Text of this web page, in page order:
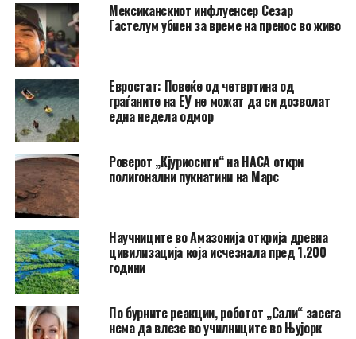
Мексиканскиот инфлуенсер Сезар
Гастелум убиен за време на пренос во живо
Евростат: Повеќе од четвртина од
граѓаните на ЕУ не можат да си дозволат
една недела одмор
Роверот „Кјуриосити“ на НАСА откри
полигонални пукнатини на Марс
Научниците во Амазонија открија древна
цивилизација која исчезнала пред 1.200
години
По бурните реакции, роботот „Сали“ засега
нема да влезе во училниците во Њујорк